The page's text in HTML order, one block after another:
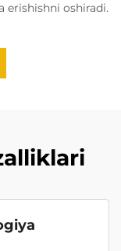
erishishni oshiradi.